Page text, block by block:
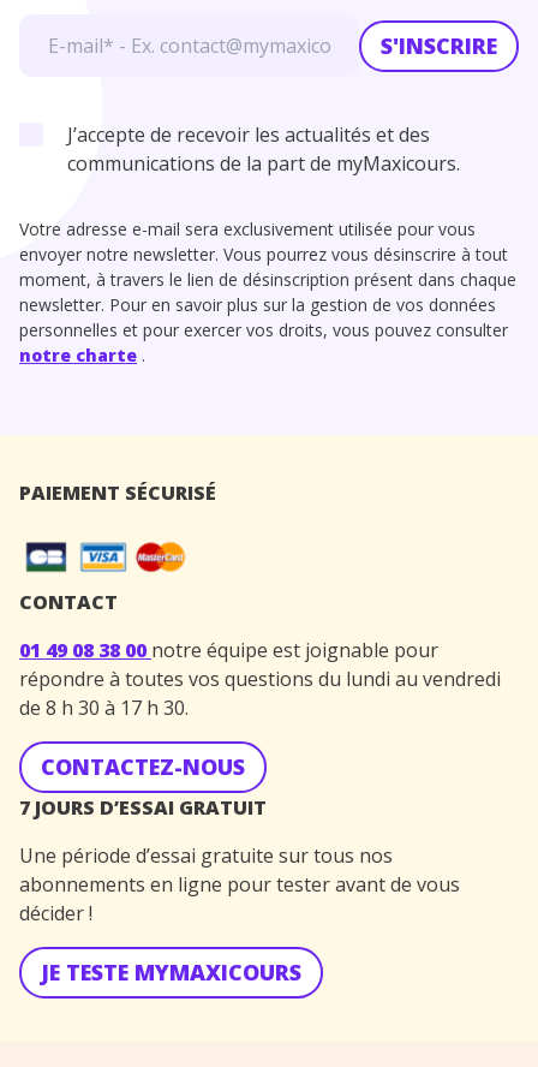
S'INSCRIRE
J’accepte de recevoir les actualités et des
communications de la part de myMaxicours.
Votre adresse e-mail sera exclusivement utilisée pour vous
envoyer notre newsletter. Vous pourrez vous désinscrire à tout
moment, à travers le lien de désinscription présent dans chaque
newsletter. Pour en savoir plus sur la gestion de vos données
personnelles et pour exercer vos droits, vous pouvez consulter
notre charte .
PAIEMENT SÉCURISÉ
CONTACT
01 49 08 38 00 notre équipe est joignable pour
répondre à toutes vos questions du lundi au vendredi
de 8 h 30 à 17 h 30.
CONTACTEZ-NOUS
7 JOURS D’ESSAI GRATUIT
Une période d’essai gratuite sur tous nos
abonnements en ligne pour tester avant de vous
décider !
JE TESTE MYMAXICOURS